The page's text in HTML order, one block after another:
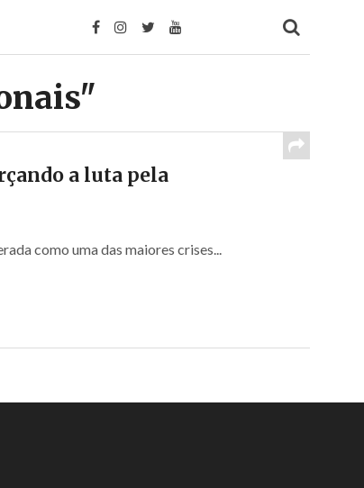
a luta pela
como uma das maiores crises...